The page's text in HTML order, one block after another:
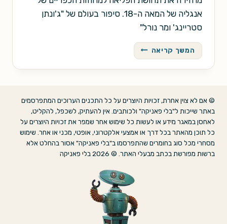
אנגליה של המאה ה-18. סיפור בעולם של "ג'ונתן
סטריינג' ומר נורל"
המשך קריאה טום
ברייטווינד,
או
גשר
הפיות
בת'ורסבי
© אם לא צוין אחרת, זכויות היוצרים על כל התכנים הערוכים המתפרסמים
באתר שייכות ל"בלי פאניקה" ולכותבים. אין להעתיק, לשכפל, להקליט,
לאחסן במאגר מידע או לעשות כל שימוש אחר שמפר את זכויות היוצרים על
כל תוכן מהאתר בכל דרך או אמצעי אלקטרוני, אופטי, מכני או אחר. שימוש
מסחרי מכל סוג בחומרים שהתפרסמו ב"בלי פאניקה" אסור בהחלט אלא
ברשות מפורשת בכתב מבעלי האתר. © 2026 בלי פאניקה